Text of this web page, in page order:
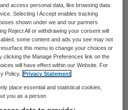
weken. Er is gebleken
rond de patiënt niet
meldt het
Dat benadrukt dat
zijn geraakt klein is.
had het bloed dat
access personal data, like browsing data
Selecting I Accept enables tracking
shown under we and our partners
Reject All or withdrawing your consent will
some content and ads you see may not
this menu to change your choices or
clicking the Manage Preferences link on the
will have effect within our Website. For
Policy.
Privacy Statement
place essential and statistical cookies,
you as a person